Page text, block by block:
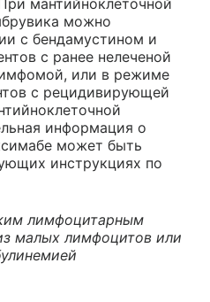
мантийноклеточной
можно
с бендамустином и
с ранее нелеченой
или в режиме
с рецидивирующей
информация о
может быть
инструкциях по
лимфоцитарным
малых лимфоцитов или